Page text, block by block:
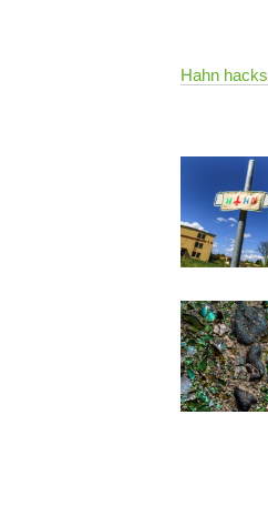
Hahn hacks